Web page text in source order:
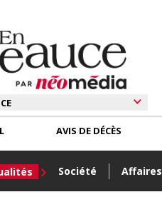
Société Affaires
AVIS DE DÉCÈS